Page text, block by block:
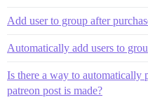
Add user to group after
Automatically add users to
Is there a way to automatically
patreon post is made?